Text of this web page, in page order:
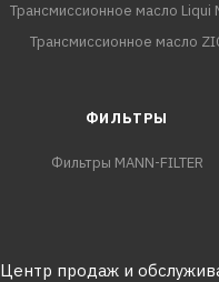
Трансмиссионное масло Liqui
Трансмиссионное масло
ФИЛЬТРЫ
Фильтры MANN-FILTER
Центр продаж и